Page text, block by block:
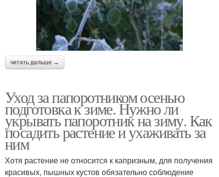
читать дальше →
Уход за папоротником осенью
подготовка к зиме. Нужно ли
укрывать папоротник на зиму. Как
посадить растение и ухаживать за
ним
Хотя растение не относится к капризным, для получения
красивых, пышных кустов обязательно соблюдение